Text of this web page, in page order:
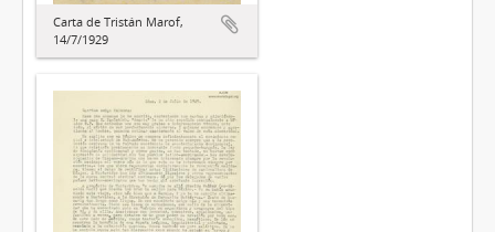
Carta de Tristán Marof,
14/7/1929